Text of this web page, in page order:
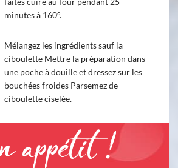
minutes à 160°.
Mélangez les ingrédients sauf la
ciboulette Mettre la préparation dans
une poche à douille et dressez sur les
bouchées froides Parsemez de
ciboulette ciselée.
appétit !